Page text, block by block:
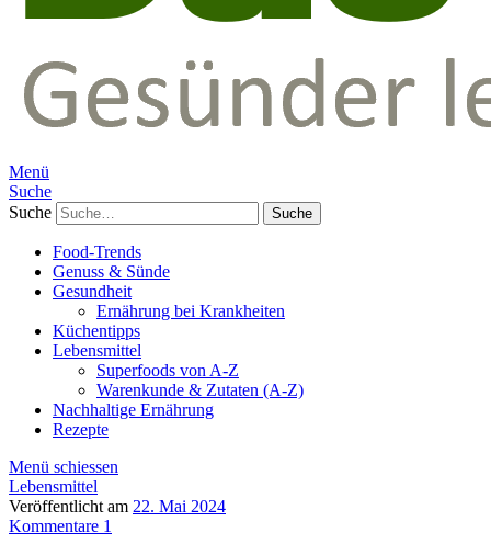
Menü
Suche
Suche
Food-Trends
Genuss & Sünde
Gesundheit
Ernährung bei Krankheiten
Küchentipps
Lebensmittel
Superfoods von A-Z
Warenkunde & Zutaten (A-Z)
Nachhaltige Ernährung
Rezepte
Menü schiessen
Lebensmittel
Veröffentlicht am 22. Mai 2024
Kommentare 1